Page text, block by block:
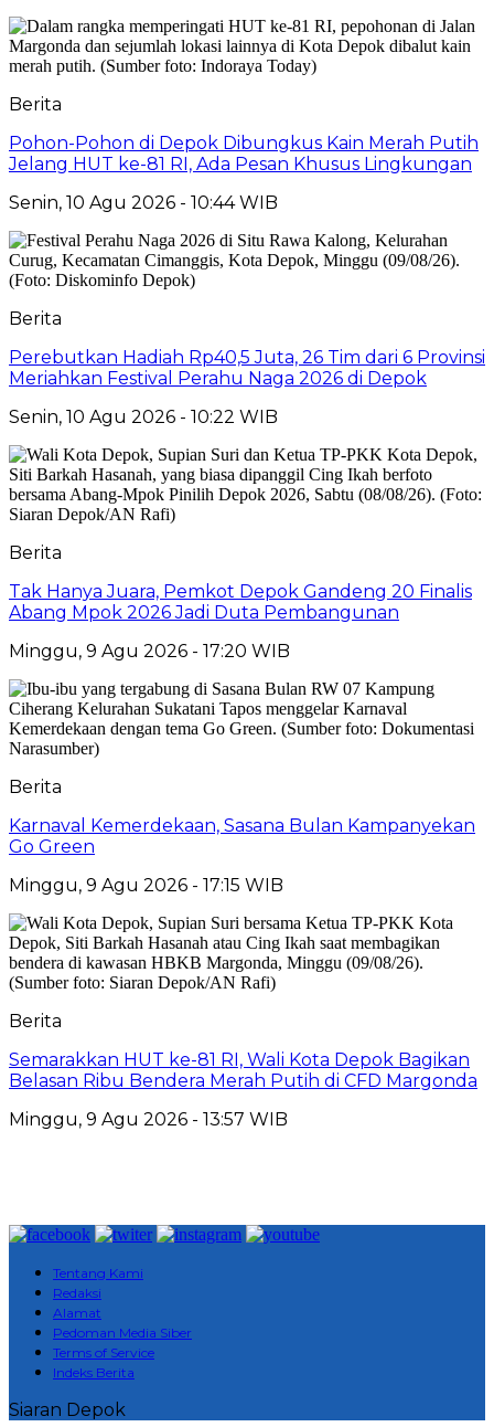
Berita
Pohon-Pohon di Depok Dibungkus Kain Merah Putih
Jelang HUT ke-81 RI, Ada Pesan Khusus Lingkungan
Senin, 10 Agu 2026 - 10:44 WIB
Berita
Perebutkan Hadiah Rp40,5 Juta, 26 Tim dari 6 Provinsi
Meriahkan Festival Perahu Naga 2026 di Depok
Senin, 10 Agu 2026 - 10:22 WIB
Berita
Tak Hanya Juara, Pemkot Depok Gandeng 20 Finalis
Abang Mpok 2026 Jadi Duta Pembangunan
Minggu, 9 Agu 2026 - 17:20 WIB
Berita
Karnaval Kemerdekaan, Sasana Bulan Kampanyekan
Go Green
Minggu, 9 Agu 2026 - 17:15 WIB
Berita
Semarakkan HUT ke-81 RI, Wali Kota Depok Bagikan
Belasan Ribu Bendera Merah Putih di CFD Margonda
Minggu, 9 Agu 2026 - 13:57 WIB
Tentang Kami
Redaksi
Alamat
Pedoman Media Siber
Terms of Service
Indeks Berita
Siaran Depok